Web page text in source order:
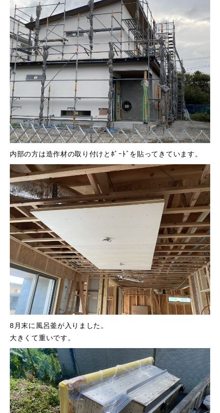
内部の方は造作材の取り付けとﾎﾞｰﾄﾞを貼ってきています。
8月末に風呂釜が入りました。
大きくて重いです。